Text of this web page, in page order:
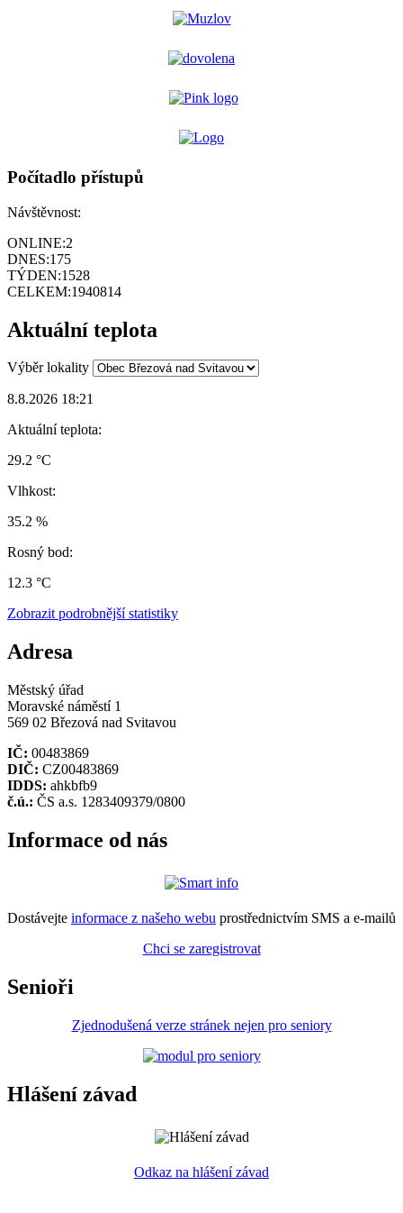
Počítadlo přístupů
Návštěvnost:
ONLINE:2
DNES:175
TÝDEN:1528
CELKEM:1940814
Aktuální teplota
Výběr lokality
8.8.2026 18:21
Aktuální teplota:
29.2 °C
Vlhkost:
35.2 %
Rosný bod:
12.3 °C
Zobrazit podrobnější statistiky
Adresa
Městský úřad
Moravské náměstí 1
569 02 Březová nad Svitavou
IČ: 00483869
DIČ: CZ00483869
IDDS: ahkbfb9
č.ú.: ČS a.s. 1283409379/0800
Informace od nás
Dostávejte informace z našeho webu prostřednictvím SMS a e-mailů
Chci se zaregistrovat
Senioři
Zjednodušená verze stránek nejen pro seniory
Hlášení závad
Odkaz na hlášení závad